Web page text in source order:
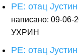
РЕ: отац
написано: 09-06-
УХРИН
РЕ: отац